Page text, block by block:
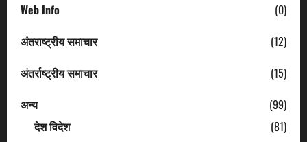
Web Info
(0)
अंतराष्ट्रीय समाचार
(12)
अंतर्राष्ट्रीय समाचार
(15)
अन्य
(99)
देश विदेश
(81)